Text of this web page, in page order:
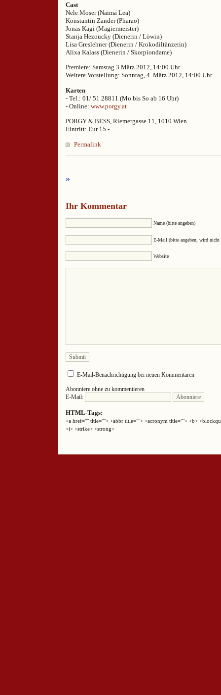
Cast
Nele Moser (Naima Lea)
Konstantin Zander (Pharao)
Jonas Kägi (Magiermeister)
Stanja Hezoucky (Dienerin / Löwin)
Lisa Greslehner (Dienerin / Krokodiltänzerin)
Alixa Kalass (Dienerin / Skorpiondame)
Premiere: Samstag 3.März 2012, 14:00 Uhr
Weitere Vorstellung: Sonntag, 4. März 2012, 14:00 Uhr
Karten
- Tel.: 01/ 51 28811 (Mo bis So ab 16 Uhr)
- Online: www.porgy.at
PORGY & BESS, Riemergasse 11, 1010 Wien
Eintritt: Eur 15.-
Permalink
»
Ihr Kommentar
Name (bitte angeben)
E-Mail (bitte angeben, wird nicht
Website
E-Mail-Benachrichtigung bei neuen Kommentaren
Abonniere ohne zu kommentieren
E-Mail:
HTML-Tags:
<a href="" title=""> <abbr title=""> <acronym title=""> <b>
<i> <strike> <strong>